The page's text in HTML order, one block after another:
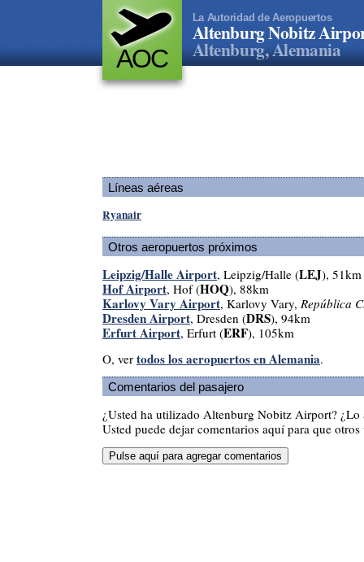
AOC
La Autoridad de Aeropuertos
Altenburg Nobitz
Altenburg, Alemania
Líneas aéreas
Ryanair
Otros aeropuertos próximos
Leipzig/Halle Airport, Leipzig/Halle (LEJ), 51km
Hof Airport, Hof (HOQ), 88km
Karlovy Vary Airport, Karlovy Vary, República
Dresden Airport, Dresden (DRS), 94km
Erfurt Airport, Erfurt (ERF), 105km
O, ver todos los aeropuertos en Alemania.
Comentarios del pasajero
¿Usted ha utilizado Altenburg Nobitz Airport? ¿Lo
Usted puede dejar comentarios aquí para que